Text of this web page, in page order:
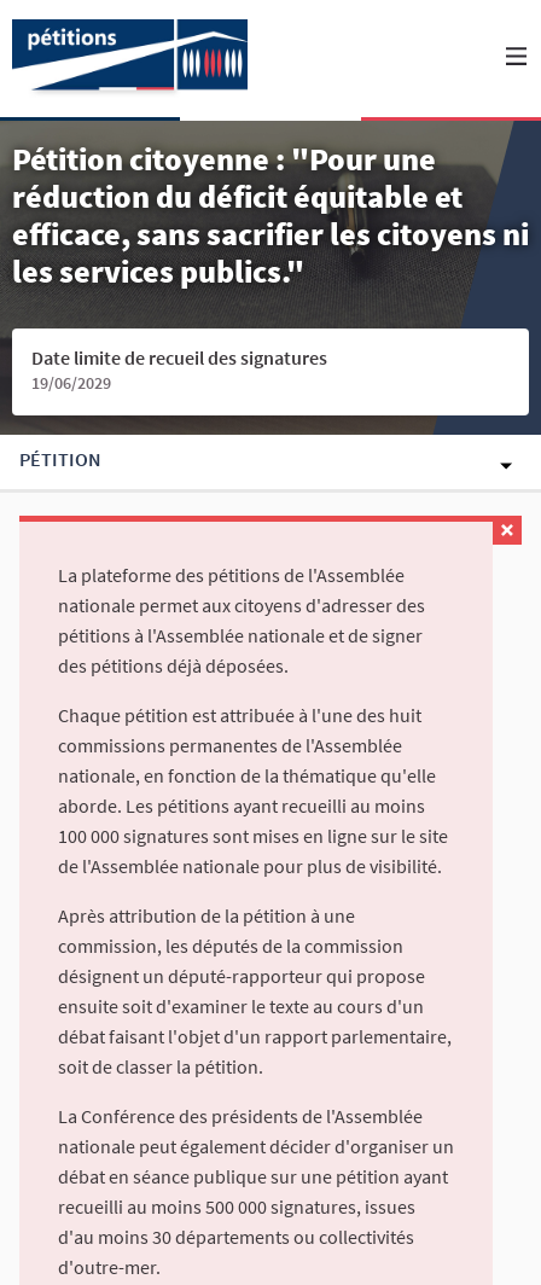
Pétition citoyenne : "Pour une
réduction du déficit équitable et
efficace, sans sacrifier les citoyens ni
les services publics."
Date limite de recueil des signatures
19/06/2029
PÉTITION
La plateforme des pétitions de l'Assemblée
nationale permet aux citoyens d'adresser des
pétitions à l'Assemblée nationale et de signer
des pétitions déjà déposées.
Chaque pétition est attribuée à l'une des huit
commissions permanentes de l'Assemblée
nationale, en fonction de la thématique qu'elle
aborde. Les pétitions ayant recueilli au moins
100 000 signatures sont mises en ligne sur le site
de l'Assemblée nationale pour plus de visibilité.
Après attribution de la pétition à une
commission, les députés de la commission
désignent un député-rapporteur qui propose
ensuite soit d'examiner le texte au cours d'un
débat faisant l'objet d'un rapport parlementaire,
soit de classer la pétition.
La Conférence des présidents de l'Assemblée
nationale peut également décider d'organiser un
débat en séance publique sur une pétition ayant
recueilli au moins 500 000 signatures, issues
d'au moins 30 départements ou collectivités
d'outre-mer.